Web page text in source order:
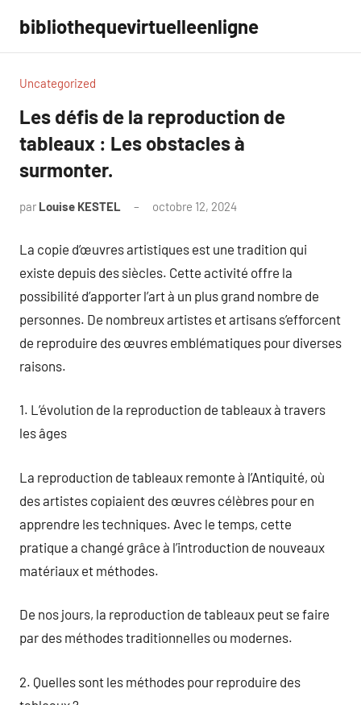
contenu
bibliothequevirtuelleenligne
Uncategorized
Les défis de la reproduction de
tableaux : Les obstacles à
surmonter.
par Louise KESTEL octobre 12, 2024
La copie d’œuvres artistiques est une tradition qui
existe depuis des siècles. Cette activité offre la
possibilité d’apporter l’art à un plus grand nombre de
personnes. De nombreux artistes et artisans s’efforcent
de reproduire des œuvres emblématiques pour diverses
raisons.
1. L’évolution de la reproduction de tableaux à travers
les âges
La reproduction de tableaux remonte à l’Antiquité, où
des artistes copiaient des œuvres célèbres pour en
apprendre les techniques. Avec le temps, cette
pratique a changé grâce à l’introduction de nouveaux
matériaux et méthodes.
De nos jours, la reproduction de tableaux peut se faire
par des méthodes traditionnelles ou modernes.
2. Quelles sont les méthodes pour reproduire des